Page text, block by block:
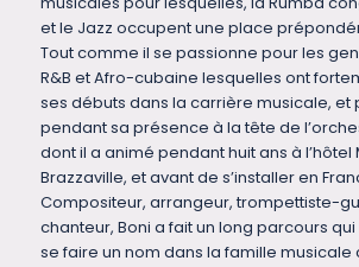
et le Jazz occupent une place
Tout comme il se passionne pour les
R&B et Afro-cubaine lesquelles ont
ses débuts dans la carrière musicale,
pendant sa présence à la tête de
dont il a animé pendant huit ans à l’hôtel
Brazzaville, et avant de s’installer en
Compositeur, arrangeur, trompettiste-
chanteur, Boni a fait un long parcours
se faire un nom dans la famille musicale